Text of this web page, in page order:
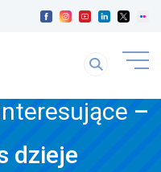
Szukaj
stronie –
dzieje